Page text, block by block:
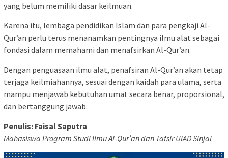
yang belum memiliki dasar keilmuan.
Karena itu, lembaga pendidikan Islam dan para pengkaji Al-
Qur’an perlu terus menanamkan pentingnya ilmu alat sebagai
fondasi dalam memahami dan menafsirkan Al-Qur’an.
Dengan penguasaan ilmu alat, penafsiran Al-Qur’an akan tetap
terjaga keilmiahannya, sesuai dengan kaidah para ulama, serta
mampu menjawab kebutuhan umat secara benar, proporsional,
dan bertanggung jawab.
Penulis: Faisal Saputra
Mahasiswa Program Studi Ilmu Al-Qur’an dan Tafsir UIAD Sinjai